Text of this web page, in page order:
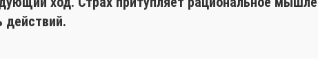
действий.